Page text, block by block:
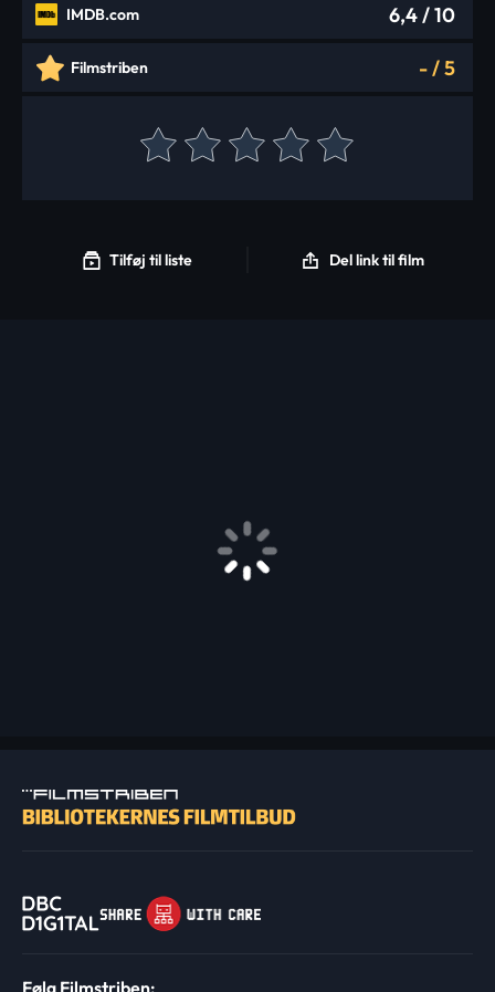
IMDB.com 6,4/ 10
Filmstriben -/5
Tilføj til liste Del link til film
Følg Filmstriben: